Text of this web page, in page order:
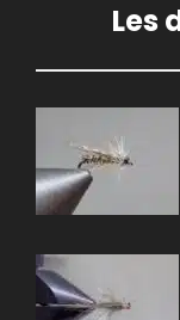
Les